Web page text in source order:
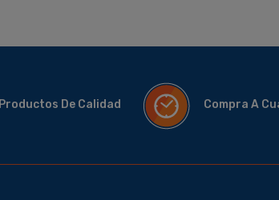
Productos De Calidad Compra A